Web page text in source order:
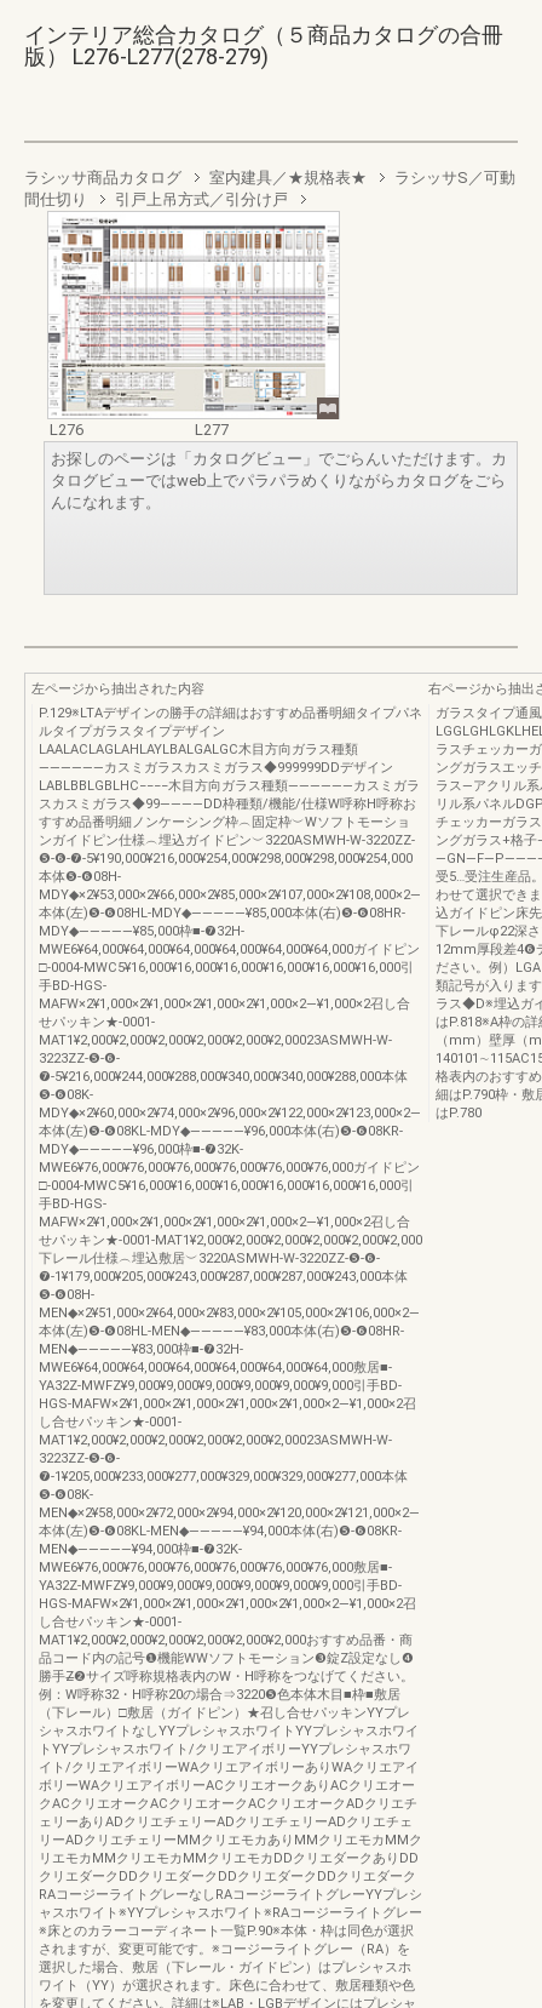
インテリア総合カタログ（５商品カタログの合冊
版） L276-L277(278-279)
ラシッサ商品カタログ 室内建具／★規格表★
ラシッサS／可動
間仕切り
引戸上吊方式／引分け戸
L276
L277
お探しのページは「カタログビュー」でごらんいただけます。カ
タログビューではweb上でパラパラめくりながらカタログをごら
んになれます。
左ページから抽出された内容
P.129※LTAデザインの勝手の詳細はおすすめ品番明細タイプパネ
ルタイプガラスタイプデザイン
LAALACLAGLAHLAYLBALGALGC木目方向ガラス種類
――――――カスミガラスカスミガラス◆999999DDデザイン
LABLBBLGBLHC−−−−木目方向ガラス種類――――――カスミガラ
スカスミガラス◆99――――DD枠種類/機能/仕様W呼称H呼称お
すすめ品番明細ノンケーシング枠︵固定枠︶Wソフトモーショ
ンガイドピン仕様︵埋込ガイドピン︶3220ASMWH-W-3220ZZ-
❺-❻-❼-5¥190,000¥216,000¥254,000¥298,000¥298,000¥254,000
本体❺-❻08H-
MDY◆×2¥53,000×2¥66,000×2¥85,000×2¥107,000×2¥108,000×2―
本体(左)❺-❻08HL-MDY◆―――――¥85,000本体(右)❺-❻08HR-
MDY◆―――――¥85,000枠■-❼32H-
MWE6¥64,000¥64,000¥64,000¥64,000¥64,000¥64,000ガイドピン
□-0004-MWC5¥16,000¥16,000¥16,000¥16,000¥16,000¥16,000引
手BD-HGS-
MAFW×2¥1,000×2¥1,000×2¥1,000×2¥1,000×2―¥1,000×2召し合
せパッキン★-0001-
MAT1¥2,000¥2,000¥2,000¥2,000¥2,000¥2,00023ASMWH-W-
3223ZZ-❺-❻-
❼-5¥216,000¥244,000¥288,000¥340,000¥340,000¥288,000本体
❺-❻08K-
MDY◆×2¥60,000×2¥74,000×2¥96,000×2¥122,000×2¥123,000×2―
本体(左)❺-❻08KL-MDY◆―――――¥96,000本体(右)❺-❻08KR-
MDY◆―――――¥96,000枠■-❼32K-
MWE6¥76,000¥76,000¥76,000¥76,000¥76,000¥76,000ガイドピン
□-0004-MWC5¥16,000¥16,000¥16,000¥16,000¥16,000¥16,000引
手BD-HGS-
MAFW×2¥1,000×2¥1,000×2¥1,000×2¥1,000×2―¥1,000×2召し合
せパッキン★-0001-MAT1¥2,000¥2,000¥2,000¥2,000¥2,000¥2,000
下レール仕様︵埋込敷居︶3220ASMWH-W-3220ZZ-❺-❻-
❼-1¥179,000¥205,000¥243,000¥287,000¥287,000¥243,000本体
❺-❻08H-
MEN◆×2¥51,000×2¥64,000×2¥83,000×2¥105,000×2¥106,000×2―
本体(左)❺-❻08HL-MEN◆―――――¥83,000本体(右)❺-❻08HR-
MEN◆―――――¥83,000枠■-❼32H-
MWE6¥64,000¥64,000¥64,000¥64,000¥64,000¥64,000敷居■-
YA32Z-MWFZ¥9,000¥9,000¥9,000¥9,000¥9,000¥9,000引手BD-
HGS-MAFW×2¥1,000×2¥1,000×2¥1,000×2¥1,000×2―¥1,000×2召
し合せパッキン★-0001-
MAT1¥2,000¥2,000¥2,000¥2,000¥2,000¥2,00023ASMWH-W-
3223ZZ-❺-❻-
❼-1¥205,000¥233,000¥277,000¥329,000¥329,000¥277,000本体
❺-❻08K-
MEN◆×2¥58,000×2¥72,000×2¥94,000×2¥120,000×2¥121,000×2―
本体(左)❺-❻08KL-MEN◆―――――¥94,000本体(右)❺-❻08KR-
MEN◆―――――¥94,000枠■-❼32K-
MWE6¥76,000¥76,000¥76,000¥76,000¥76,000¥76,000敷居■-
YA32Z-MWFZ¥9,000¥9,000¥9,000¥9,000¥9,000¥9,000引手BD-
HGS-MAFW×2¥1,000×2¥1,000×2¥1,000×2¥1,000×2―¥1,000×2召
し合せパッキン★-0001-
MAT1¥2,000¥2,000¥2,000¥2,000¥2,000¥2,000おすすめ品番・商
品コード内の記号❶機能WWソフトモーション❸錠Z設定なし❹
勝手Z̶❷サイズ呼称規格表内のW・H呼称をつなげてください。
例：W呼称32・H呼称20の場合⇒3220❺色本体木目■枠■敷居
（下レール）□敷居（ガイドピン）★召し合せパッキンYYプレ
シャスホワイトなしYYプレシャスホワイトYYプレシャスホワイ
トYYプレシャスホワイト/クリエアイボリーYYプレシャスホワ
イト/クリエアイボリーWAクリエアイボリーありWAクリエアイ
ボリーWAクリエアイボリーACクリエオークありACクリエオー
クACクリエオークACクリエオークACクリエオークADクリエチ
ェリーありADクリエチェリーADクリエチェリーADクリエチェ
リーADクリエチェリーMMクリエモカありMMクリエモカMMク
リエモカMMクリエモカMMクリエモカDDクリエダークありDD
クリエダークDDクリエダークDDクリエダークDDクリエダーク
RAコージーライトグレーなしRAコージーライトグレーYYプレシ
ャスホワイト※YYプレシャスホワイト※RAコージーライトグレー
※床とのカラーコーディネート一覧P.90※本体・枠は同色が選択
されますが、変更可能です。※コージーライトグレー（RA）を
選択した場合、敷居（下レール・ガイドピン）はプレシャスホ
ワイト（YY）が選択されます。床色に合わせて、敷居種類や色
を変更してください。詳細は※LAB・LGBデザインにはプレシャ
右ページから抽出
ガラスタイプ通
ラスチェッカー
ングガラスエッ
ラス―アクリル
リル系パネル
チェッカーガラ
ングガラス+格
受5…受注生産品
わせて選択でき
込ガイドピン床
下レールφ22深
12mm厚段差4❻
ださい。例）
類記号が入りま
ラス◆D※埋込ガ
はP.818※A枠の
（mm）壁厚（
格表内のおすす
細はP.790枠・敷
はP.780